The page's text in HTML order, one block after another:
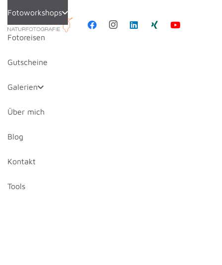
Fotoworkshops
Fotoreisen
Gutscheine
Galerien
Über mich
Blog
Kontakt
Tools